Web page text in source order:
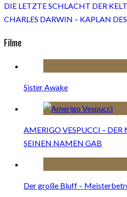
DIE LETZTE SCHLACHT DER
CHARLES DARWIN – KAPLAN
Filme
Sister Awake
AMERIGO VESPUCCI –
SEINEN NAMEN GAB
Der große Bluff –